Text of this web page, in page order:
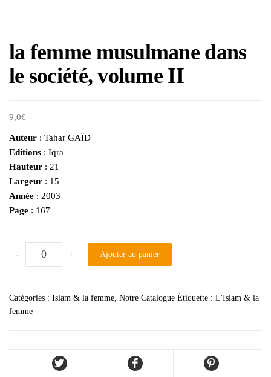
la femme musulmane dans
le société, volume II
9,0€
Auteur : Tahar GAÏD
Editions : Iqra
Hauteur : 21
Largeur : 15
Année : 2003
Page : 167
- quantité de la femme musulmane dans le société, volume II
+ Ajouter au panier
Catégories : Islam & la femme Notre Catalogue Étiquette : L'Islam & la
femme